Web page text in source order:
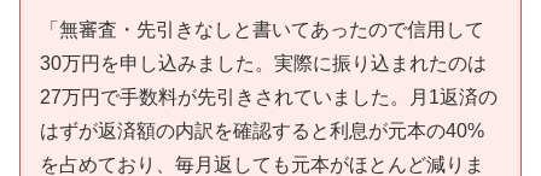
「無審査・先引きなしと書いてあったので信用して
30万円を申し込みました。実際に振り込まれたのは
27万円で手数料が先引きされていました。月1返済の
はずが返済額の内訳を確認すると利息が元本の40%
を占めており、毎月返しても元本がほとんど減りま